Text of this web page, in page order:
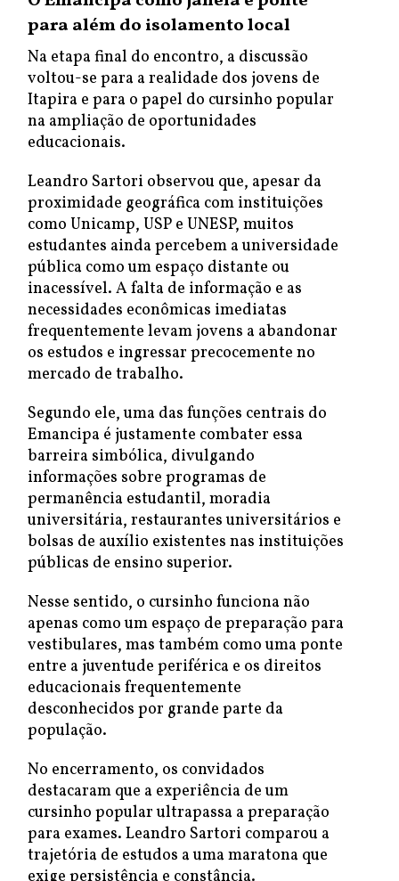
para além do isolamento local
Na etapa final do encontro, a discussão
voltou-se para a realidade dos jovens de
Itapira e para o papel do cursinho popular
na ampliação de oportunidades
educacionais.
Leandro Sartori observou que, apesar da
proximidade geográfica com instituições
como Unicamp, USP e UNESP, muitos
estudantes ainda percebem a universidade
pública como um espaço distante ou
inacessível. A falta de informação e as
necessidades econômicas imediatas
frequentemente levam jovens a abandonar
os estudos e ingressar precocemente no
mercado de trabalho.
Segundo ele, uma das funções centrais do
Emancipa é justamente combater essa
barreira simbólica, divulgando
informações sobre programas de
permanência estudantil, moradia
universitária, restaurantes universitários e
bolsas de auxílio existentes nas instituições
públicas de ensino superior.
Nesse sentido, o cursinho funciona não
apenas como um espaço de preparação para
vestibulares, mas também como uma ponte
entre a juventude periférica e os direitos
educacionais frequentemente
desconhecidos por grande parte da
população.
No encerramento, os convidados
destacaram que a experiência de um
cursinho popular ultrapassa a preparação
para exames. Leandro Sartori comparou a
trajetória de estudos a uma maratona que